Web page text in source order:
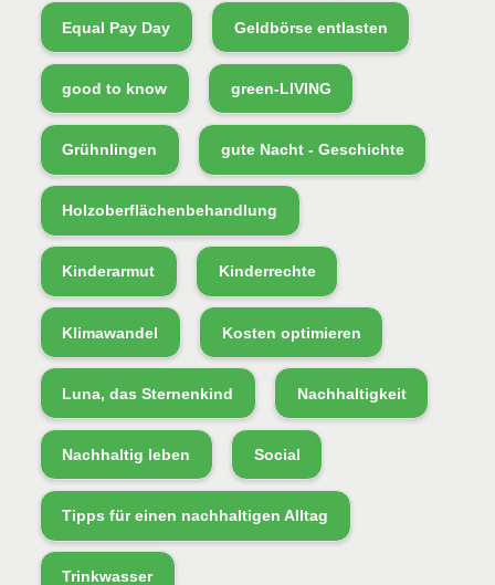
Equal Pay Day Geldbörse entlasten
good to know green-LIVING
Grühnlingen gute Nacht - Geschichte
Holzoberflächenbehandlung
Kinderarmut Kinderrechte
Klimawandel Kosten optimieren
Luna, das Sternenkind Nachhaltigkeit
Nachhaltig leben Social
Tipps für einen nachhaltigen Alltag
Trinkwasser